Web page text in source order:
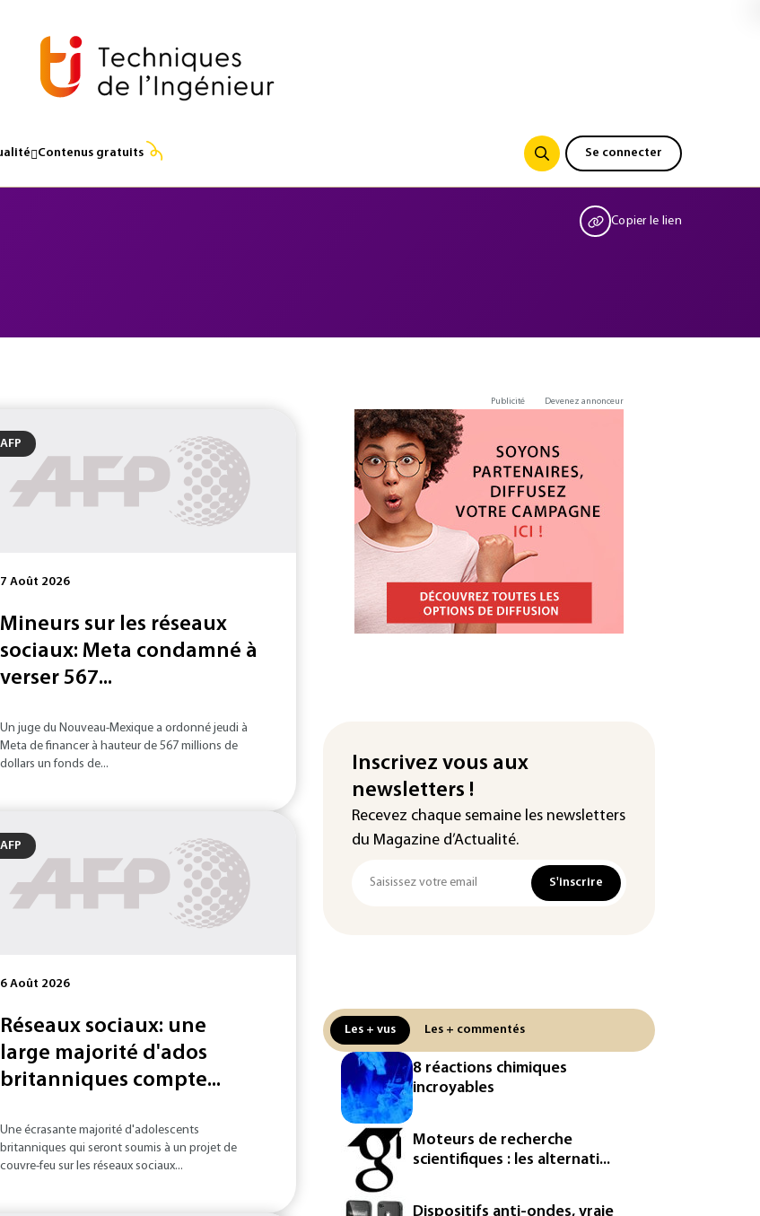
Contenus gratuits Se connecter
Copier le lien
AFP
7 Août 2026
Mineurs sur les réseaux
sociaux: Meta condamné à
verser 567...
Un juge du Nouveau-Mexique a ordonné jeudi à
Meta de financer à hauteur de 567 millions de
dollars un fonds de...
AFP
6 Août 2026
Réseaux sociaux: une
large majorité d'ados
britanniques compte...
Une écrasante majorité d'adolescents
britanniques qui seront soumis à un projet de
couvre-feu sur les réseaux sociaux...
Publicité Devenez annonceur
Inscrivez vous aux
newsletters !
Recevez chaque semaine les newsletters
du Magazine d’Actualité.
S'inscrire
Les + vus Les + commentés
8 réactions chimiques
incroyables
Moteurs de recherche
scientifiques : les alternati...
Dispositifs anti-ondes, vraie